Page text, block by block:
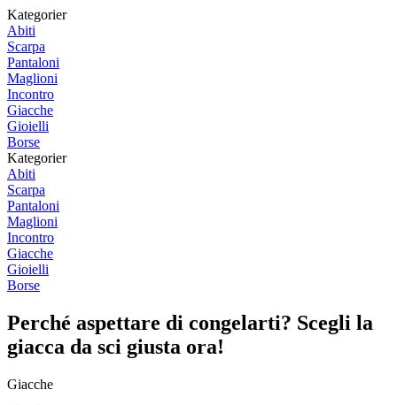
Kategorier
Abiti
Scarpa
Pantaloni
Maglioni
Incontro
Giacche
Gioielli
Borse
Kategorier
Abiti
Scarpa
Pantaloni
Maglioni
Incontro
Giacche
Gioielli
Borse
Perché aspettare di congelarti? Scegli la
giacca da sci giusta ora!
Giacche